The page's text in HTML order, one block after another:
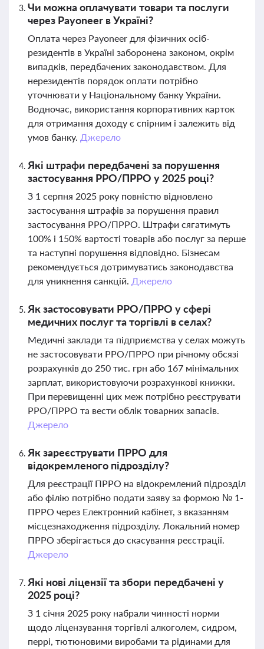
Чи можна оплачувати товари та послуги
через Payoneer в Україні?
Оплата через Payoneer для фізичних осіб-
резидентів в Україні заборонена законом, окрім
випадків, передбачених законодавством. Для
нерезидентів порядок оплати потрібно
уточнювати у Національному банку України.
Водночас, використання корпоративних карток
для отримання доходу є спірним і залежить від
умов банку. Джерело
Які штрафи передбачені за порушення
застосування РРО/ПРРО у 2025 році?
З 1 серпня 2025 року повністю відновлено
застосування штрафів за порушення правил
застосування РРО/ПРРО. Штрафи сягатимуть
100% і 150% вартості товарів або послуг за перше
та наступні порушення відповідно. Бізнесам
рекомендується дотримуватись законодавства
для уникнення санкцій. Джерело
Як застосовувати РРО/ПРРО у сфері
медичних послуг та торгівлі в селах?
Медичні заклади та підприємства у селах можуть
не застосовувати РРО/ПРРО при річному обсязі
розрахунків до 250 тис. грн або 167 мінімальних
зарплат, використовуючи розрахункові книжки.
При перевищенні цих меж потрібно реєструвати
РРО/ПРРО та вести облік товарних запасів.
Джерело
Як зареєструвати ПРРО для
відокремленого підрозділу?
Для реєстрації ПРРО на відокремлений підрозділ
або філію потрібно подати заяву за формою № 1-
ПРРО через Електронний кабінет, з вказанням
місцезнаходження підрозділу. Локальний номер
ПРРО зберігається до скасування реєстрації.
Джерело
Які нові ліцензії та збори передбачені у
2025 році?
З 1 січня 2025 року набрали чинності норми
щодо ліцензування торгівлі алкоголем, сидром,
перрі, тютюновими виробами та рідинами для